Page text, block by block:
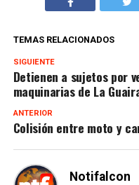
TEMAS RELACIONADOS
SIGUIENTE
Detienen a sujetos por
maquinarias de La
ANTERIOR
Colisión entre moto y
Notifalcon